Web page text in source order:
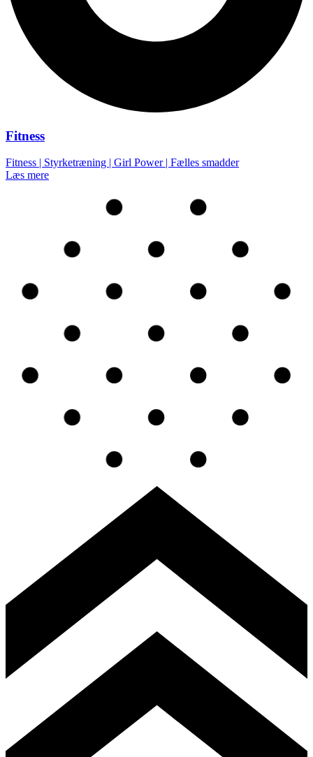
Fitness
Fitness | Styrketræning | Girl Power | Fælles smadder
Læs mere